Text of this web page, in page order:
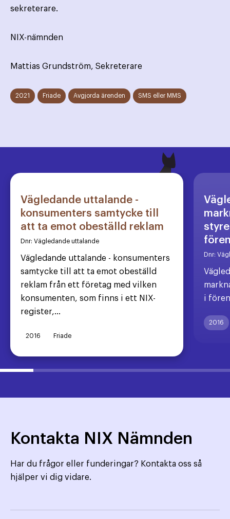
sekreterare.
NIX-nämnden
Mattias Grundström, Sekreterare
2021 Friade Avgjorda ärenden SMS eller MMS
Vägledande uttalande -
konsumenters samtycke till
att ta emot obeställd reklam
Dnr: Vägledande uttalande
Vägledande uttalande - konsumenters
samtycke till att ta emot obeställd
reklam från ett företag med vilken
konsumenten, som finns i ett NIX-
register,...
2016 Friade
Dnr:
i
2016
Kontakta NIX Nämnden
Har du frågor eller funderingar? Kontakta oss så
hjälper vi dig vidare.